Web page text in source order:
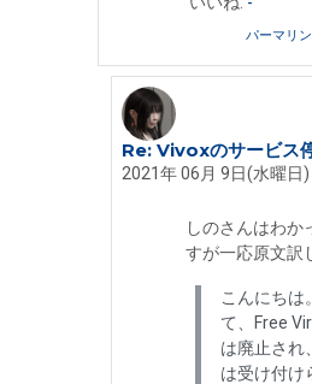
パーマリ
Shinobar Martinek への
Re: Vivoxのサービス
2021年 06月 9日(水曜日)
しのさんはわか
すが一応原文訳
こんにちは
て、Free
は廃止され
は受け付け